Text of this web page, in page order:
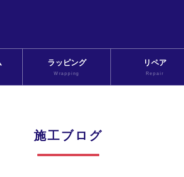
ラッピング
Wrapping
リペア
Repair
施工ブログ